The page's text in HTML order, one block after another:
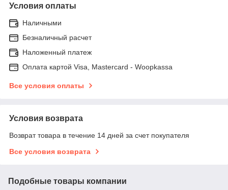
Условия оплаты
Наличными
Безналичный расчет
Наложенный платеж
Оплата картой Visa, Mastercard - Woopkassa
Все условия оплаты
Условия возврата
Возврат товара в течение 14 дней за счет покупателя
Все условия возврата
Подобные товары компании